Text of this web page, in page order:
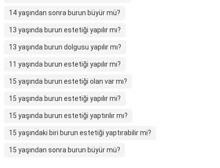
14 yaşından sonra burun büyür mü?
13 yaşında burun estetiği yapılır mı?
13 yaşında burun dolgusu yapılır mı?
11 yaşında burun estetiği yapılır mı?
15 yaşında burun estetiği olan var mı?
15 yaşında burun estetiği yapılır mi?
15 yaşında burun estetiği yaptırılır mı?
15 yaşındaki biri burun estetiği yaptırabilir mi?
15 yaşından sonra burun büyür mü?